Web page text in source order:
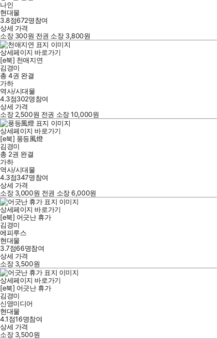
나인
현대물
3.8점672명참여
상세 가격
소장 300원 전권 소장 3,800원
상세페이지 바로가기
[e북] 천애지연
김경미
총 4권 완결
가하
역사/시대물
4.3점302명참여
상세 가격
소장 2,500원 전권 소장10,000원
상세페이지 바로가기
[e북] 풍등風燈
김경미
총 2권 완결
가하
역사/시대물
4.3점347명참여
상세 가격
소장 3,000원 전권 소장 6,000원
상세페이지 바로가기
[e북] 어긋난 휴가
김경미
에피루스
현대물
3.7점66명참여
상세 가격
소장 3,500원
상세페이지 바로가기
[e북] 어긋난 휴가
김경미
신영미디어
현대물
4.1점16명참여
상세 가격
소장 3,500원